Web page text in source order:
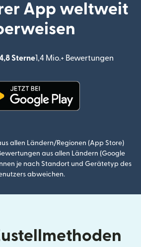
App weltweit
Sterne1,4 Mio.+ Bewertungen
allen Ländern/Regionen (App Store)
aus allen Ländern (Google
je nach Standort und Gerätetyp des
abweichen.